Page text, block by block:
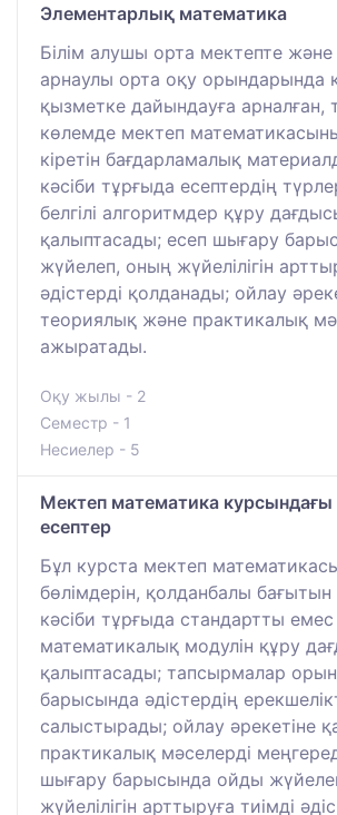
Элементарлық математика
Білім алушы орта мектепте және
арнаулы орта оқу орындарында
қызметке дайындауға арналған,
көлемде мектеп
кіретін бағдарламалық
кәсіби тұрғыда есептердің
белгілі алгоритмдер құру
қалыптасады; есеп шығару
жүйелеп, оның жүйелілігін
әдістерді қолданады; ойлау
теориялық және практикалық
ажыратады.
Оқу жылы - 2
Семестр - 1
Несиелер - 5
Мектеп математика
есептер
Бұл курста мектеп
бөлімдерін, қолданбалы
кәсіби тұрғыда стандартты емес
математикалық модулін құру
қалыптасады; тапсырмалар
барысында әдістердің
салыстырады; ойлау әрекетіне
практикалық мәселерді
шығару барысында ойды
жүйелілігін арттыруға тиімді